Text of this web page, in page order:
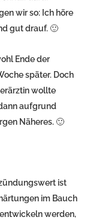
wir so: Ich höre
gut drauf. 🙂
Ende der
später. Doch
wollte
aufgrund
Näheres. 🙂
ist
im Bauch
werden,